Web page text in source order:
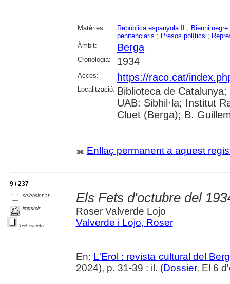
Matèries: República espanyola II ; Bienni negre
penitenciaris ; Presos polítics ;
Àmbit:
Berga
Cronologia: 1934
Accés: https://raco.cat/
Localització: Biblioteca de
UAB: Sibhil·la; Institut
Cluet (Berga); B.
Enllaç permanent a aquest
9 / 237
seleccionar
imprimir
Text complet
Els Fets d'octubre del
Roser Valverde Lojo
Valverde i Lojo, Roser
En: L'Erol : revista cultural del
2024), p. 31-39 : il. (Dossier. El 6